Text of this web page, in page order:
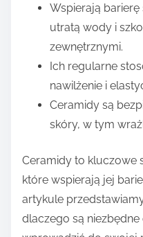
Wspierają
utratą wody i
zewnętrznymi.
Ich regularne
nawilżenie i
Ceramidy są
skóry, w tym
Ceramidy to kluczowe
które wspierają jej
artykule
dlaczego są